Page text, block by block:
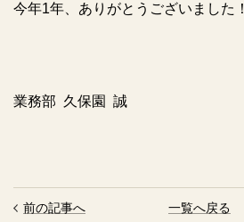
今年1年、ありがとうございました！
業務部 久保園 誠
前の記事へ 一覧へ戻る